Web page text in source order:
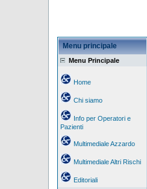
Menu principale
Menu Principale
Home
Chi siamo
Info per Operatori e
Pazienti
Multimediale Azzardo
Multimediale Altri Rischi
Editoriali